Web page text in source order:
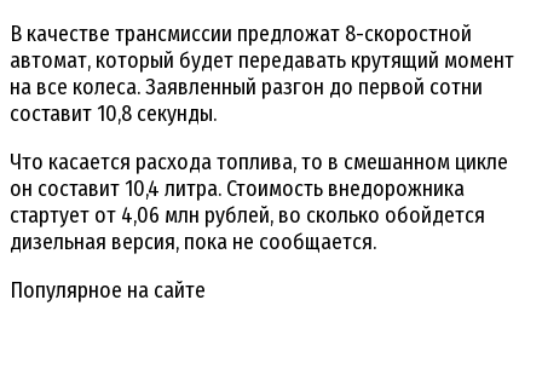
В качестве трансмиссии предложат 8-скоростной
автомат, который будет передавать крутящий момент
на все колеса. Заявленный разгон до первой сотни
составит 10,8 секунды.
Что касается расхода топлива, то в смешанном цикле
он составит 10,4 литра. Стоимость внедорожника
стартует от 4,06 млн рублей, во сколько обойдется
дизельная версия, пока не сообщается.
Популярное на сайте